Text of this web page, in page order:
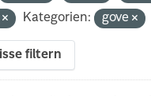
Kategorien: gove
filtern